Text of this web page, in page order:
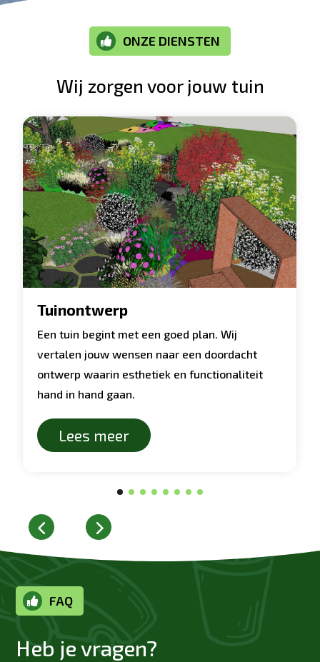
 ONZE DIENSTEN
Wij zorgen voor jouw tuin
Tuinontwerp
Een tuin begint met een goed plan. Wij
vertalen jouw wensen naar een doordacht
ontwerp waarin esthetiek en functionaliteit
hand in hand gaan.
Lees meer
 FAQ
Heb je vragen?